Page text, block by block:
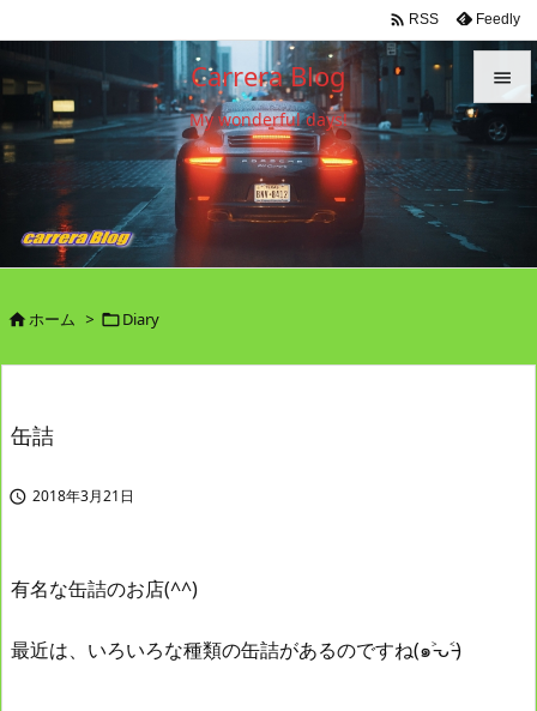
Carrera Blog
My wonderful days!


メニュ

 RSS Feedly
ホーム > Diary
缶詰
 2018年3月21日
有名な缶詰のお店(^^)
最近は、いろいろな種類の缶詰があるのですね(๑˃̵ᴗ˂̵)